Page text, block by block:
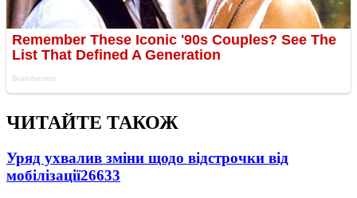
ЧИТАЙТЕ ТАКОЖ
Уряд ухвалив зміни щодо відстрочки від
мобілізації26633